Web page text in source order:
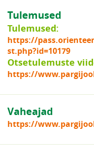
Tulemused
Tulemused:
https://
st.php?id=10179
Otsetulemuste
https://
Vaheajad
https://